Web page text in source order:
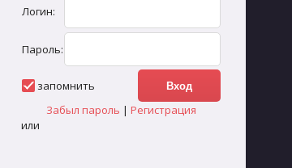
Логин:
Пароль:
запомнить
Забыл пароль | Регистрация
или